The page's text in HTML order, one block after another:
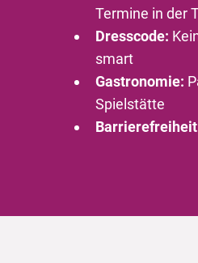
Termine in der
Dresscode:
smart
Gastronomie:
Spielstätte